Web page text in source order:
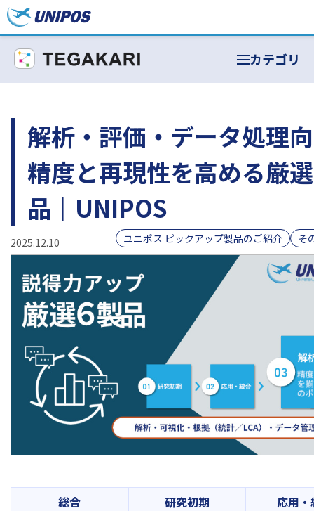
カテゴリ
解析・評価・データ処理
精度と再現性を高める厳
品｜UNIPOS
2025.12.10 ユニポス ピックアップ製品のご紹介 そ
総合 研究初期
応用・